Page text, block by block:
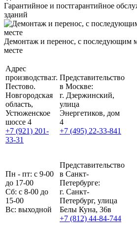
Гарантийное и постгарантийное
зданий
Демонтаж и перенос, с последующим
месте
Адрес
производства:г.
Пестово.
Новгородская
область,
Устюженское
шоссе 4
+7 (921) 201-
33-31
Представительство
в Москве:
г. Дзержинский,
улица
Энергетиков, дом
4
+7 (495) 22-33-841
Пн - пт: с 9-00
до 17-00
Сб: с 8-00 до
15-00
Вс: выходной
Представительство
в Санкт-
Петербурге:
г. Санкт-
Петербург, улица
Белы Куна, 36в
+7 (812) 44-84-744